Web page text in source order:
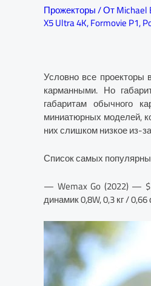
Прожекторы/ ОтMichael
X5 Ultra 4K,Formovie P1,
Условно все
карманными. Но
габаритам обычного
миниатюрных моделей,
них слишком низкое из-
Список самых
— Wemax Go (2022) — $
динамик 0,8W, 0,3 кг /